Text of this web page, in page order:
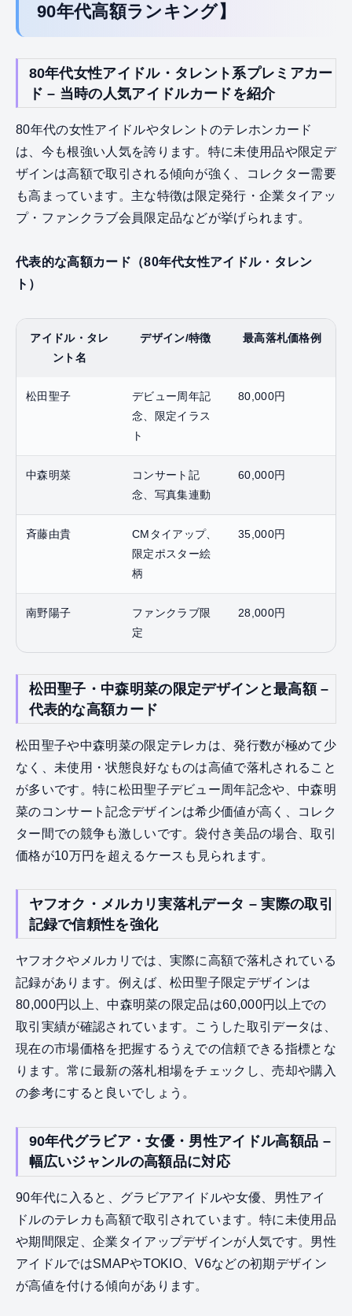
90年代高額ランキング】
80年代女性アイドル・タレント系プレミアカー
ド – 当時の人気アイドルカードを紹介
80年代の女性アイドルやタレントのテレホンカード
は、今も根強い人気を誇ります。特に未使用品や限定デ
ザインは高額で取引される傾向が強く、コレクター需要
も高まっています。主な特徴は限定発行・企業タイアッ
プ・ファンクラブ会員限定品などが挙げられます。
代表的な高額カード（80年代女性アイドル・タレン
ト）
アイドル・タレ
ント名
デザイン/特徴 最高落札価格例
松田聖子
デビュー周年記
念、限定イラス
ト
80,000円
中森明菜
コンサート記
念、写真集連動
60,000円
斉藤由貴
CMタイアップ、
限定ポスター絵
柄
35,000円
南野陽子
ファンクラブ限
定
28,000円
松田聖子・中森明菜の限定デザインと最高額 –
代表的な高額カード
松田聖子や中森明菜の限定テレカは、発行数が極めて少
なく、未使用・状態良好なものは高値で落札されること
が多いです。特に松田聖子デビュー周年記念や、中森明
菜のコンサート記念デザインは希少価値が高く、コレク
ター間での競争も激しいです。袋付き美品の場合、取引
価格が10万円を超えるケースも見られます。
ヤフオク・メルカリ実落札データ – 実際の取引
記録で信頼性を強化
ヤフオクやメルカリでは、実際に高額で落札されている
記録があります。例えば、松田聖子限定デザインは
80,000円以上、中森明菜の限定品は60,000円以上での
取引実績が確認されています。こうした取引データは、
現在の市場価格を把握するうえでの信頼できる指標とな
ります。常に最新の落札相場をチェックし、売却や購入
の参考にすると良いでしょう。
90年代グラビア・女優・男性アイドル高額品 –
幅広いジャンルの高額品に対応
90年代に入ると、グラビアアイドルや女優、男性アイ
ドルのテレカも高額で取引されています。特に未使用品
や期間限定、企業タイアップデザインが人気です。男性
アイドルではSMAPやTOKIO、V6などの初期デザイン
が高値を付ける傾向があります。